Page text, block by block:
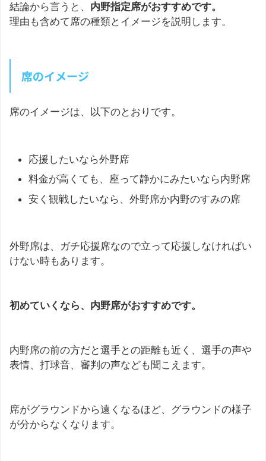
結論から言うと、 内野指定席がおすすめです。
理由も含めて席の種類とイメージを説明します。
席のイメージ
席のイメージは、以下のとおりです。
応援したいなら外野席
料金が高くても、座って静かにみたいなら内野席
安く観戦したいなら、外野席か内野のすみの席
外野席は、ガチ応援席なので立って応援しなければい
けない時もあります。
初めていくなら、内野席がおすすめです。
内野席の前の方だと選手との距離も近く、選手の声や
表情、打球音、審判の声なども聞こえます。
席がグラウンドから遠くなるほど、グラウンドの様子
が分からなくなります。